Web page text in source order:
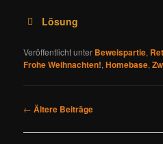
Lösung
Prentos-Thema
Veröffentlicht unter Beweispartie,
Frohe Weihnachten!,Homebase,
B
i
← Ältere Beiträge